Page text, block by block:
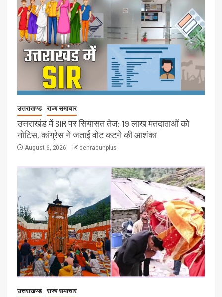
उत्तराखण्ड राज्य समाचार
उत्तराखंड में SIR पर सियासत तेज: 19 लाख मतदाताओं को
नोटिस, कांग्रेस ने जताई वोट कटने की आशंका
August 6, 2026 dehradunplus
उत्तराखण्ड राज्य समाचार